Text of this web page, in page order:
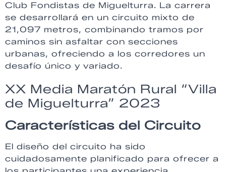
Club Fondistas de Miguelturra. La carrera
se desarrollará en un circuito mixto de
21,097 metros, combinando tramos por
caminos sin asfaltar con secciones
urbanas, ofreciendo a los corredores un
desafío único y variado.
XX Media Maratón Rural “Villa
de Miguelturra” 2023
Características del Circuito
El diseño del circuito ha sido
cuidadosamente planificado para ofrecer a